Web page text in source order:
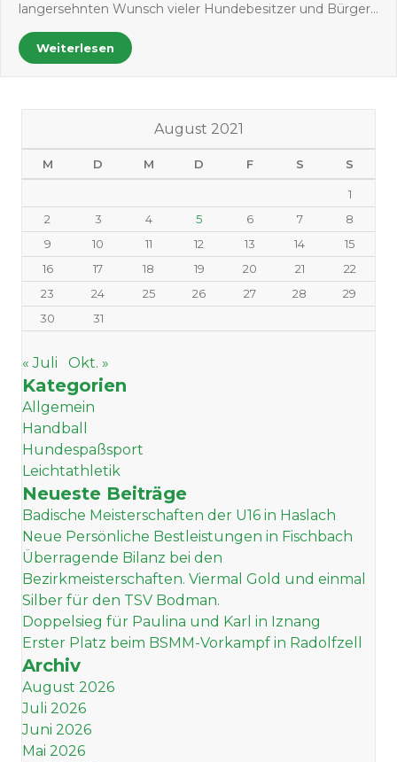
langersehnten Wunsch vieler Hundebesitzer und Bürger…
Weiterlesen
August 2021
M D M D F S S
1
2
3 4 5 6 7
8
9
10 11 12 13 14
15
16
17 18 19 20 21
22
23
24 25 26 27 28
29
30
31
« Juli Okt. »
Kategorien
Allgemein
Handball
Hundespaßsport
Leichtathletik
Neueste Beiträge
Badische Meisterschaften der U16 in Haslach
Neue Persönliche Bestleistungen in Fischbach
Überragende Bilanz bei den
Bezirkmeisterschaften. Viermal Gold und einmal
Silber für den TSV Bodman.
Doppelsieg für Paulina und Karl in Iznang
Erster Platz beim BSMM-Vorkampf in Radolfzell
Archiv
August 2026
Juli 2026
Juni 2026
Mai 2026